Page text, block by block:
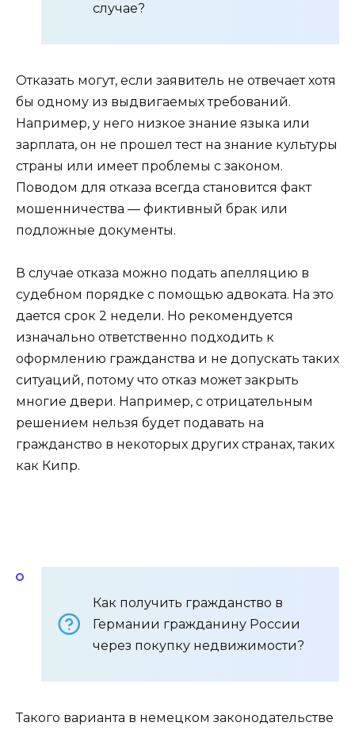
случае?
Отказать могут, если заявитель не отвечает хотя
бы одному из выдвигаемых требований.
Например, у него низкое знание языка или
зарплата, он не прошел тест на знание культуры
страны или имеет проблемы с законом.
Поводом для отказа всегда становится факт
мошенничества — фиктивный брак или
подложные документы.
В случае отказа можно подать апелляцию в
судебном порядке с помощью адвоката. На это
дается срок 2 недели. Но рекомендуется
изначально ответственно подходить к
оформлению гражданства и не допускать таких
ситуаций, потому что отказ может закрыть
многие двери. Например, с отрицательным
решением нельзя будет подавать на
гражданство в некоторых других странах, таких
как Кипр.
Как получить гражданство в
Германии гражданину России
через покупку недвижимости?
Такого варианта в немецком законодательстве